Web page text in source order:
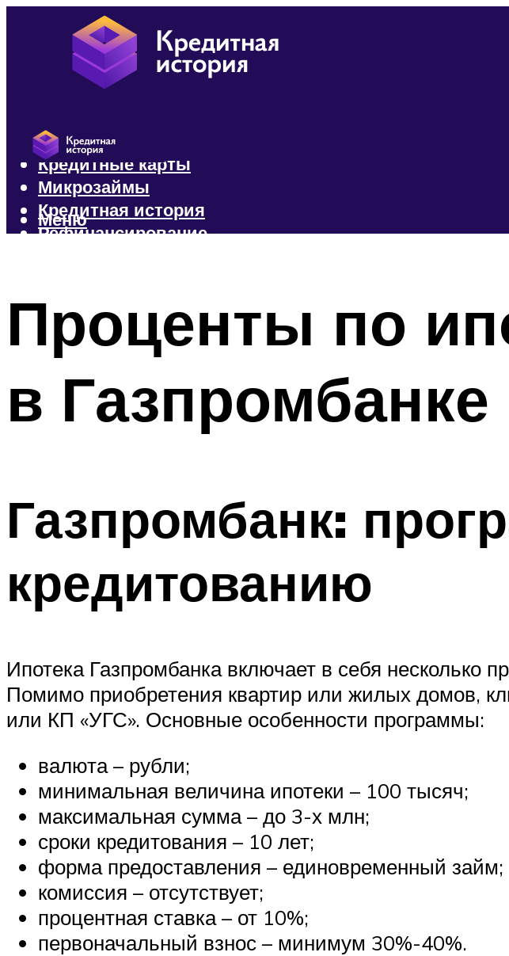
Кредиты
Кредитные карты
Микрозаймы
Кредитная история
Рефинансирование
Меню
Проценты по
в Газпромбанке
Газпромбанк:
кредитованию
Ипотека Газпромбанка включает в себя несколько
Помимо приобретения квартир или жилых домов,
или КП «УГС». Основные особенности программы:
валюта – рубли;
минимальная величина ипотеки – 100 тысяч;
максимальная сумма – до 3-х млн;
сроки кредитования – 10 лет;
форма предоставления – единовременный займ;
комиссия – отсутствует;
процентная ставка – от 10%;
первоначальный взнос – минимум 30%-40%.